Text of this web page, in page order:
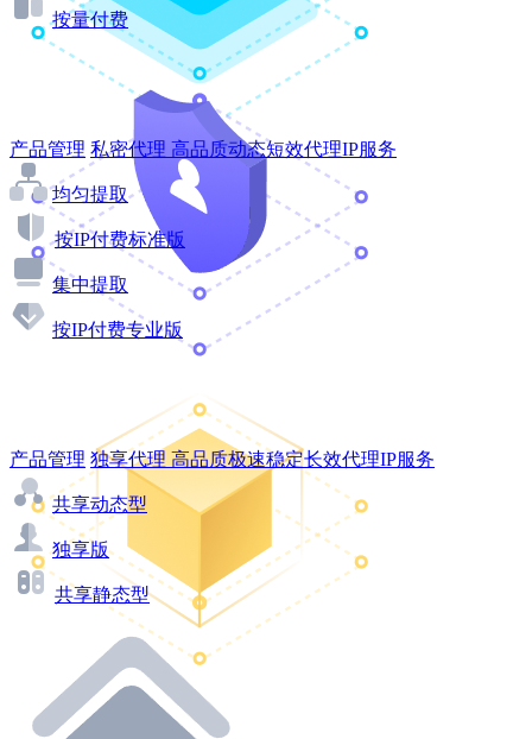
按量付费
产品管理 私密代理 高品质动态短效代理IP服务
均匀提取
按IP付费标准版
集中提取
按IP付费专业版
产品管理 独享代理 高品质极速稳定长效代理IP服务
共享动态型
独享版
共享静态型